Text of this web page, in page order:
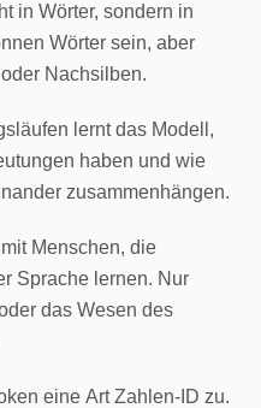
in Wörter, sondern in
Wörter sein, aber
Nachsilben.
lernt das Modell,
haben und wie
zusammenhängen.
Menschen, die
Sprache lernen. Nur
das Wesen des
eine Art Zahlen-ID zu.